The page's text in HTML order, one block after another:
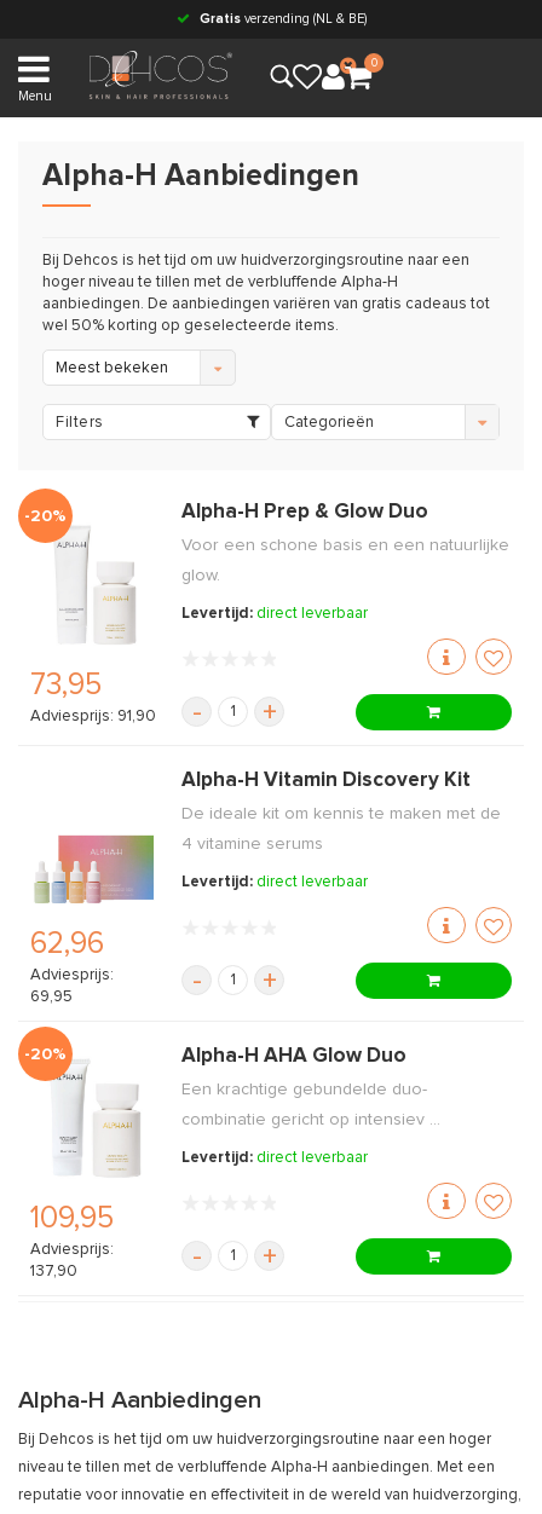
Gratisverzending (NL & BE)
Menu
0
Alpha-H Aanbiedingen
Bij Dehcos is het tijd om uw huidverzorgingsroutine naar een
hoger niveau te tillen met de verbluffende Alpha-H
aanbiedingen. De aanbiedingen variëren van gratis cadeaus tot
wel 50% korting op geselecteerde items.
Meest bekeken
Filters Categorieën
-20%
73,95
Adviesprijs: 91,90
Alpha-H Prep & Glow Duo
Voor een schone basis en een natuurlijke
glow.
Levertijd: direct leverbaar
- +
62,96
Adviesprijs:
69,95
Alpha-H Vitamin Discovery Kit
De ideale kit om kennis te maken met de
4 vitamine serums
Levertijd: direct leverbaar
- +
-20%
109,95
Adviesprijs:
137,90
Alpha-H AHA Glow Duo
Een krachtige gebundelde duo-
combinatie gericht op intensiev ...
Levertijd: direct leverbaar
- +
Alpha-H Aanbiedingen
Bij Dehcos is het tijd om uw huidverzorgingsroutine naar een hoger
niveau te tillen met de verbluffende Alpha-H aanbiedingen. Met een
reputatie voor innovatie en effectiviteit in de wereld van huidverzorging,